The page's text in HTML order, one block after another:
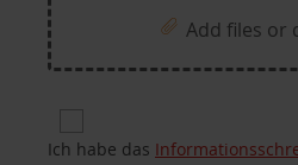
Add files or
Ich habe das